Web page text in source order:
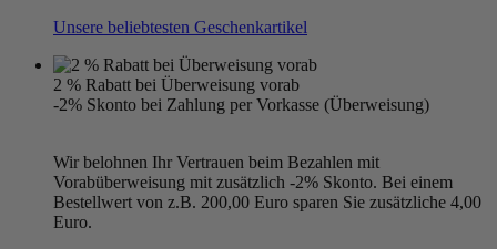
Unsere beliebtesten Geschenkartikel
2 % Rabatt bei Überweisung vorab
-2% Skonto bei Zahlung per Vorkasse (Überweisung)
Wir belohnen Ihr Vertrauen beim Bezahlen mit
Vorabüberweisung mit zusätzlich -2% Skonto. Bei einem
Bestellwert von z.B. 200,00 Euro sparen Sie zusätzliche 4,00
Euro.